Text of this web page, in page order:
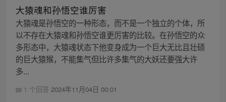
大猿魂和孙悟空谁厉害
大猿魂是孙悟空的一种形态，而不是一个独立的个体，所
以不存在大猿魂和孙悟空谁更厉害的比较。在孙悟空的众
多形态中，大猿魂状态下他变身成为一个巨大无比且壮硕
的巨大猿猴，不能集气但比许多集气的大妖还要强大许
多...
1 个回答 2024年11月04日 00:01